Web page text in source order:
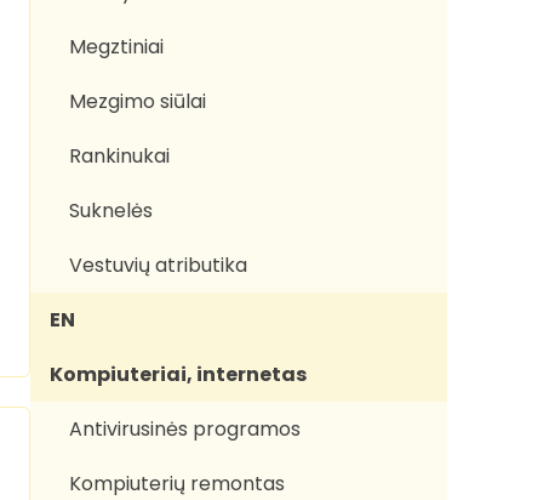
Megztiniai
Mezgimo siūlai
Rankinukai
Suknelės
Vestuvių atributika
EN
Kompiuteriai, internetas
Antivirusinės programos
Kompiuterių remontas